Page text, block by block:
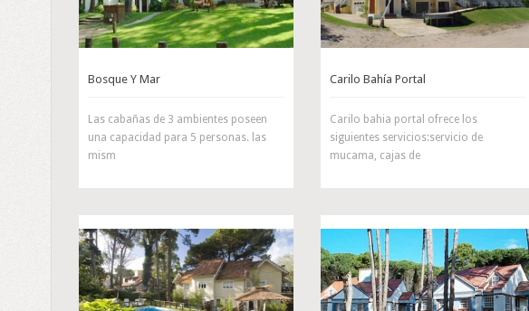
Bosque Y Mar
Las cabañas de 3 ambientes poseen
una capacidad para 5 personas. las
mism
Carilo Bahía Portal
Carilo bahia portal ofrece los
siguientes servicios:servicio de
mucama, cajas de